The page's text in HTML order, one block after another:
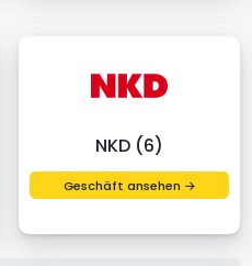
NKD (6)
Geschäft ansehen →